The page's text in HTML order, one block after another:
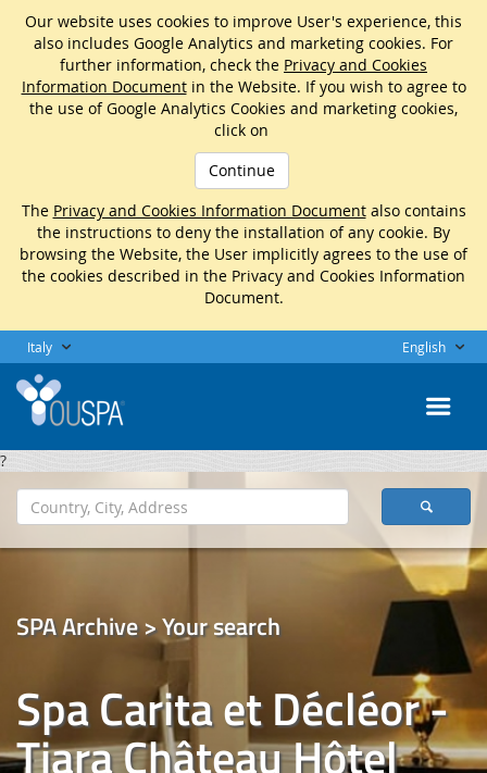
Our website uses cookies to improve User's experience, this
also includes Google Analytics and marketing cookies. For
further information, check the Privacy and Cookies
Information Documentin the Website. If you wish to agree to
the use of Google Analytics Cookies and marketing cookies,
click on
Continue
The Privacy and Cookies Information Documentalso contains
the instructions to deny the installation of any cookie. By
browsing the Website, the User implicitly agrees to the use of
the cookies described in the Privacy and Cookies Information
Document.
Italy English
?
SPA Archive > Your search
Spa Carita et Décléor -
Tiara Château Hôtel